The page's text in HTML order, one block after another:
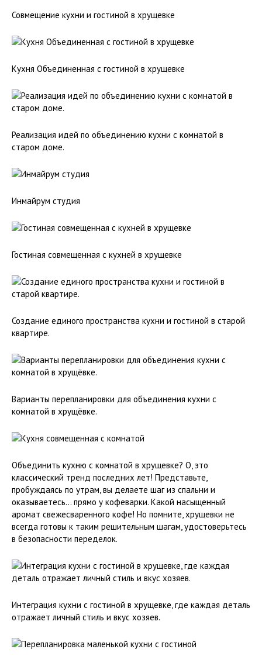
Совмещение кухни и гостиной в хрущевке
Кухня Объединенная с гостиной в хрущевке
Реализация идей по объединению кухни с комнатой в
старом доме.
Инмайрум студия
Гостиная совмещенная с кухней в хрущевке
Создание единого пространства кухни и гостиной в старой
квартире.
Варианты перепланировки для объединения кухни с
комнатой в хрущёвке.
Объединить кухню с комнатой в хрущевке? О, это
классический тренд последних лет! Представьте,
пробуждаясь по утрам, вы делаете шаг из спальни и
оказываетесь… прямо у кофеварки. Какой насыщенный
аромат свежесваренного кофе! Но помните, хрущевки не
всегда готовы к таким решительным шагам, удостоверьтесь
в безопасности переделок.
Интеграция кухни с гостиной в хрущевке, где каждая деталь
отражает личный стиль и вкус хозяев.